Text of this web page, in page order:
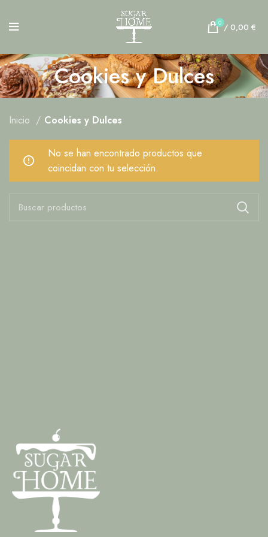
0 / 0,00 €
Cookies y Dulces
Inicio Cookies y Dulces
No se han encontrado productos que
coincidan con tu selección.